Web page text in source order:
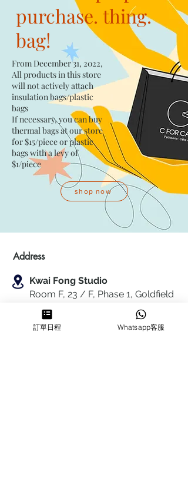
purchase. thing.
bag!
From December 31, 2022,
All products in this store
will not actively attach
insulation bags/plastic
bags​
If necessary, you can buy
thermal bags at our store
for $15/piece​ or plastic
bags with a levy of
$1/piece
shop now
Address
Kwai Fong Studio
Room F, 23 / F, Phase 1, Goldfield
Industrial Building, 144-150 Tai
Lin Pai Road, Kwai Chung,N.T.,
Hong Kong
訂單日程 Whatsapp客服